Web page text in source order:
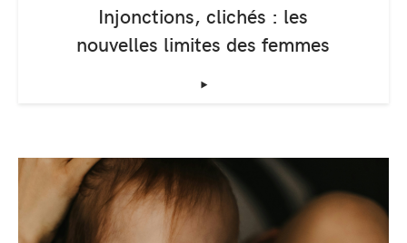
Injonctions, clichés : les
nouvelles limites des femmes
‣